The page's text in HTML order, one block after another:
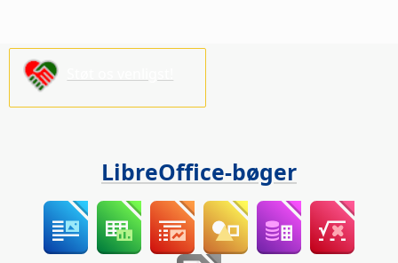
LibreOffice-bøger